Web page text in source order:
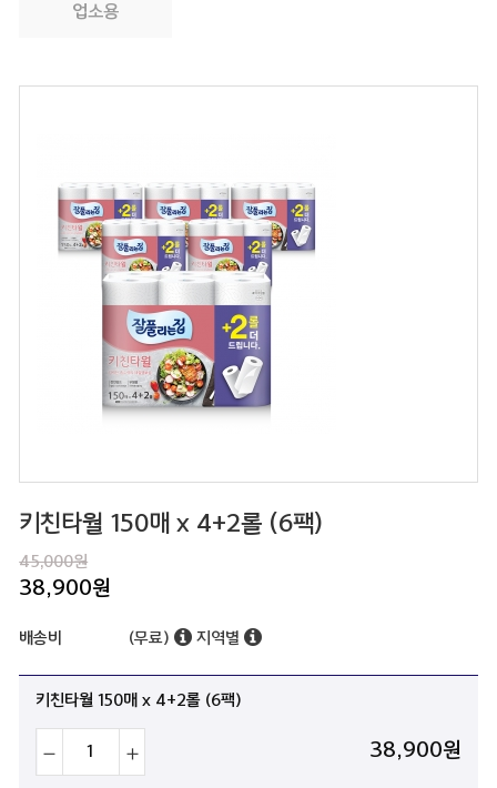
업소용
키친타월 150매 x 4+2롤 (6팩)
45,000원
38,900원
배송비 (무료) 지역별
키친타월 150매 x 4+2롤 (6팩)
38,900원